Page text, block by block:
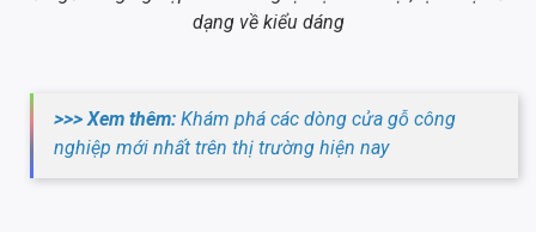
dạng về kiểu dáng
>>> Xem thêm: Khám phá các dòng cửa gỗ công
nghiệp mới nhất trên thị trường hiện nay